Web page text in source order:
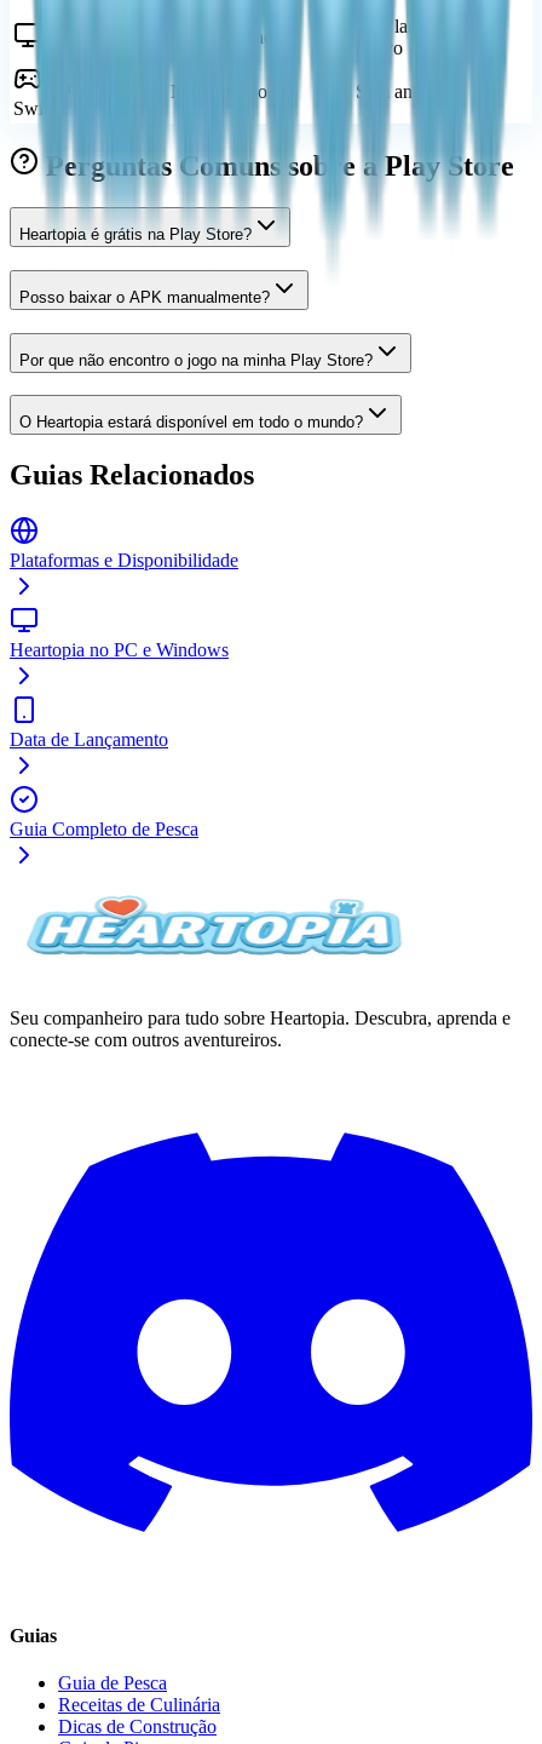
Não suportado
Sem lançamento
nativo
Switch
Não lançado Sem anúncio
Perguntas Comuns sobre a Play Store
Heartopia é grátis na Play Store?
Posso baixar o APK manualmente?
Por que não encontro o jogo na minha Play Store?
O Heartopia estará disponível em todo o mundo?
Guias Relacionados
Plataformas e Disponibilidade
Heartopia no PC e Windows
Data de Lançamento
Guia Completo de Pesca
Seu companheiro para tudo sobre Heartopia. Descubra, aprenda e
conecte-se com outros aventureiros.
Guias
Guia de Pesca
Receitas de Culinária
Dicas de Construção